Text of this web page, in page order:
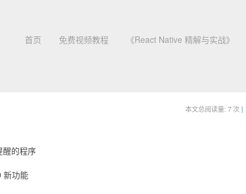
首页 免费视频教程 《React Native 精解与实战》
本文总阅读量: 7 次 |
醒的程序
新功能